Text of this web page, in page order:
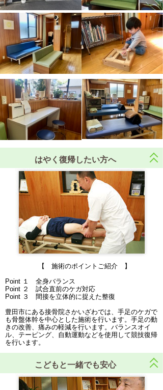
はやく復帰したい方へ
【 施術のポイントご紹介 】
Point １ 全身バランス
Point ２ 試合直前のケガ対応
Point ３ 間接を立体的に捉えた整復
豊田市にある接骨院さかいざわでは、手足のケガで
も骨盤体幹を中心とした施術を行います。手足の動
きの改善、痛みの軽減を行います。バランスオイ
ル、テーピング、自動運動などを使用して競技復帰
を行います。
こどもと一緒でも安心